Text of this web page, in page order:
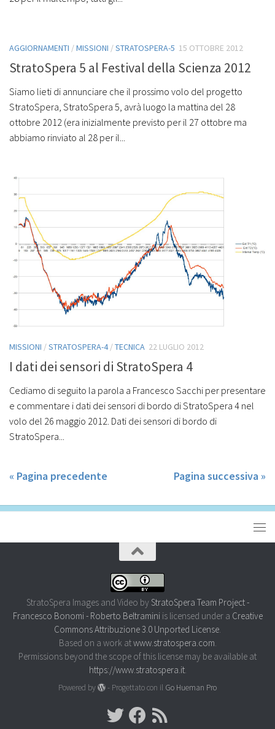
AGGIORNAMENTI /MISSIONI /STRATOSPERA-5 15 OTTOBRE 2012
StratoSpera 5 al Festival della Scienza 2012
Siamo lieti di annunciare che il prossimo volo del progetto
StratoSpera, StratoSpera 5, avrà luogo la mattina del 28
ottobre 2012 (era inizialmente previsto per il 27 ottobre ma
abbiamo rinviato al 28 per il...
MISSIONI /STRATOSPERA-4/TECNICA 22 LUGLIO 2012
I dati dei sensori di StratoSpera 4
Cediamo di seguito la parola a Francesco Sacchi per presentare
e commentare i dati dei sensori di bordo di StratoSpera 4 nel
volo del 26 maggio 2012. Dati dei sensori di bordo di
StratoSpera...
« Pagina precedente Pagina successiva »
StratoSpera Images and Video by StratoSpera Team Project -
Francesco Bonomi - Roberto Beltraminiis licensed under a Creative
Commons Attribuzione 3.0 Unported License.
Based on a work atwww.stratospera.com.
Permissions beyond the scope of this license may be available at
https://www.stratospera.it.
Powered by - Progettato con il Go Hueman Pro